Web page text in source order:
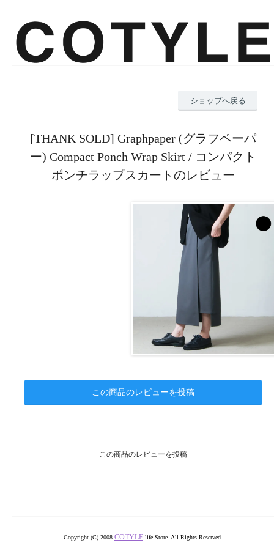
ショップへ戻る
[THANK SOLD] Graphpaper (グラフペーパ
ー) Compact Ponch Wrap Skirt / コンパクト
ポンチラップスカートのレビュー
この商品のレビューを投稿
この商品のレビューを投稿
Copyright (C) 2008 COTYLE life Store. All Rights Reserved.